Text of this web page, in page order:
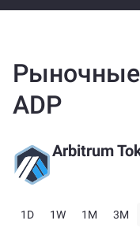
ADP
Arbitrum
1D 1W 1M 3M